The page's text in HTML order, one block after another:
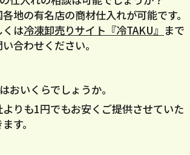
地の有名店の商材仕入れが可能です。
くは冷凍卸売りサイト『冷TAKU』 まで
合わせください。
おいくらでしょうか。
よりも1円でもお安くご提供させていた
す。